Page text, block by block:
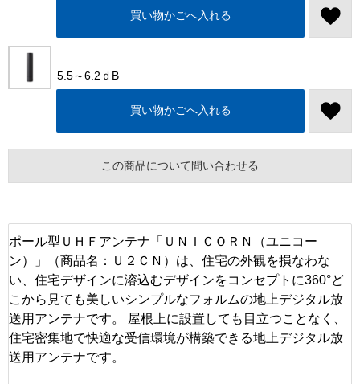
買い物かごへ入れる
5.5～6.2ｄB
買い物かごへ入れる
この商品について問い合わせる
ポール型ＵＨＦアンテナ「ＵＮＩＣＯＲＮ（ユニコー
ン）」（商品名：Ｕ２ＣＮ）は、住宅の外観を損なわな
い、住宅デザインに溶込むデザインをコンセプトに360°ど
こから見ても美しいシンプルなフォルムの地上デジタル放
送用アンテナです。 屋根上に設置しても目立つことなく、
住宅密集地で快適な受信環境が構築できる地上デジタル放
送用アンテナです。